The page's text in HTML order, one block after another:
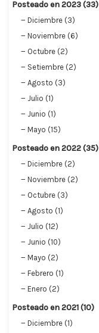
Posteado en 2023 (33)
Diciembre (3)
Noviembre (6)
Octubre (2)
Setiembre (2)
Agosto (3)
Julio (1)
Junio (1)
Mayo (15)
Posteado en 2022 (35)
Diciembre (2)
Noviembre (2)
Octubre (3)
Agosto (1)
Julio (12)
Junio (10)
Mayo (2)
Febrero (1)
Enero (2)
Posteado en 2021 (10)
Diciembre (1)